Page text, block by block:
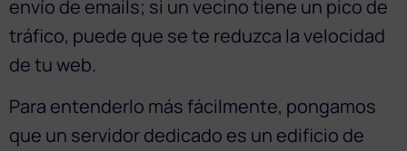
envío de emails; si un vecino tiene un pico de
tráfico, puede que se te reduzca la velocidad
de tu web.
Para entenderlo más fácilmente, pongamos
que un servidor dedicado es un edificio de